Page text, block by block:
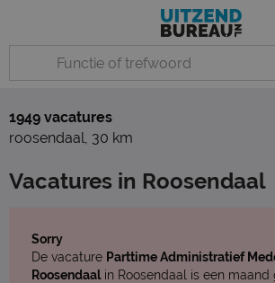
1949 vacatures
roosendaal, 30 km
Vacatures in Roosendaal
Sorry
De vacature Parttime Administratief
Roosendaalin Roosendaal is een maand